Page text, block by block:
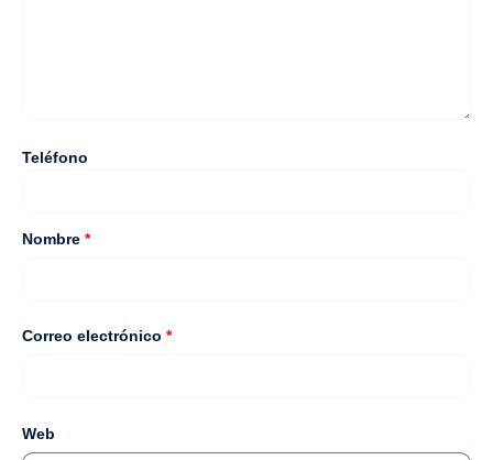
Teléfono
Nombre *
Correo electrónico *
Web